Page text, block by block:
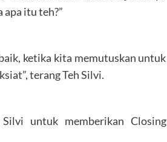
itu teh?”
ketika kita memutuskan untuk
terang Teh Silvi.
untuk memberikan Closing